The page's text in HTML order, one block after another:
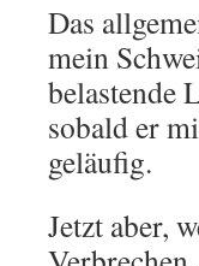
Das
mein
belastende
sobald er
geläufig.
Jetzt aber,